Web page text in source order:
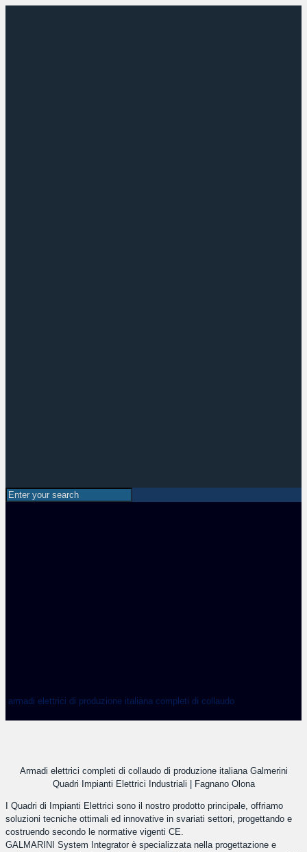
armadi elettrici di produzione italiana completi di collaudo
Armadi elettrici completi di collaudo di produzione italiana Galmerini
Quadri Impianti Elettrici Industriali | Fagnano Olona
I Quadri di Impianti Elettrici sono il nostro prodotto principale, offriamo
soluzioni tecniche ottimali ed innovative in svariati settori, progettando e
costruendo secondo le normative vigenti CE.
GALMARINI System Integrator è specializzata nella progettazione e